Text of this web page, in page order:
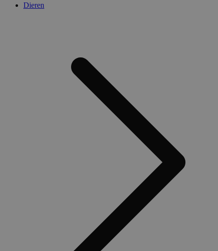
Dieren